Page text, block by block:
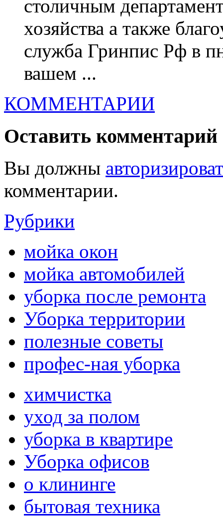
столичным
хозяйства а также
служба Гринпис Рф в
вашем ...
КОММЕНТАРИИ
Оставить комментарий
Вы должны
комментарии.
Рубрики
мойка окон
мойка автомобилей
уборка после ремонта
Уборка территории
полезные советы
профес-ная уборка
химчистка
уход за полом
уборка в квартире
Уборка офисов
о клининге
бытовая техника